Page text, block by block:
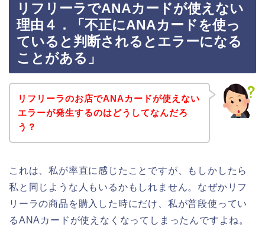
リフリーラでANAカードが使えない
理由４．「不正にANAカードを使っ
ていると判断されるとエラーになる
ことがある」
リフリーラのお店でANAカードが使えない
エラーが発生するのはどうしてなんだろ
う？
これは、私が率直に感じたことですが、もしかしたら
私と同じような人もいるかもしれません。なぜかリフ
リーラの商品を購入した時にだけ、私が普段使ってい
るANAカードが使えなくなってしまったんですよね。